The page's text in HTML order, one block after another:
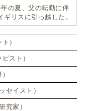
基本的にしない
いうスタンスの産
きました。妊娠も
ならないものです
の夏、父の転勤に伴
ギリスに引っ越した。
）
スト）
セイスト）
究家）